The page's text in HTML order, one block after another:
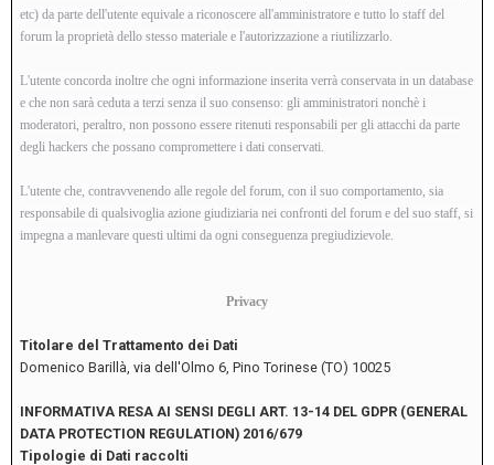
etc) da parte dell'utente equivale a riconoscere all'amministratore e tutto lo staff del
forum la proprietà dello stesso materiale e l'autorizzazione a riutilizzarlo.
L'utente concorda inoltre che ogni informazione inserita verrà conservata in un database
e che non sarà ceduta a terzi senza il suo consenso: gli amministratori nonchè i
moderatori, peraltro, non possono essere ritenuti responsabili per gli attacchi da parte
degli hackers che possano compromettere i dati conservati.
L'utente che, contravvenendo alle regole del forum, con il suo comportamento, sia
responsabile di qualsivoglia azione giudiziaria nei confronti del forum e del suo staff, si
impegna a manlevare questi ultimi da ogni conseguenza pregiudizievole.
Privacy
Titolare del Trattamento dei Dati
Domenico Barillà, via dell'Olmo 6, Pino Torinese (TO) 10025
INFORMATIVA RESA AI SENSI DEGLI ART. 13-14 DEL GDPR (GENERAL
DATA PROTECTION REGULATION) 2016/679
Tipologie di Dati raccolti